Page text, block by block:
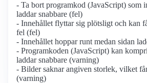
- Ta bort programkod (JavaScript) som
laddar snabbare (fel)
- Innehållet flyttar sig plötsligt och kan
fel (fel)
- Innehållet hoppar runt medan sidan
- Programkoden (JavaScript) kan
laddar snabbare (varning)
- Bilder saknar angiven storlek, vilket
(varning)